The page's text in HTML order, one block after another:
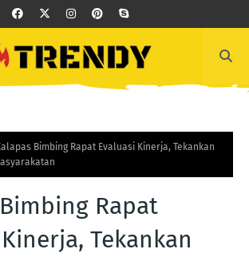
Bimbing Rapat Evaluasi Kinerja, Tekankan
Rapat
Tekankan